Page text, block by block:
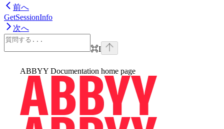
前へ
GetSessionInfo
次へ
⌘I
ABBYY Documentation home page